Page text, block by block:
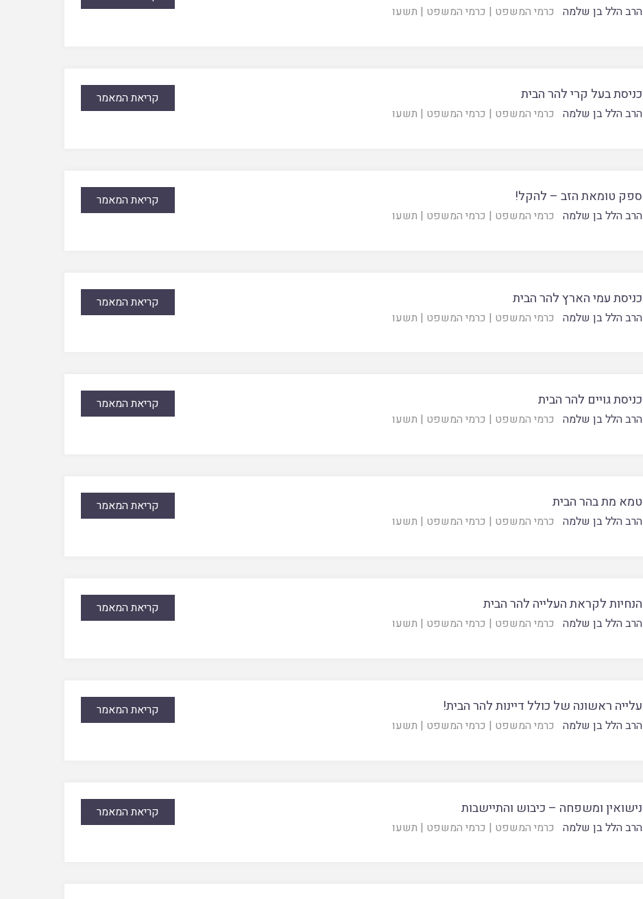
הרב הלל בן שלמה כרמי המשפט | כרמי המשפט | תשעו
כניסת בעל קרי להר הבית
הרב הלל בן שלמה כרמי המשפט | כרמי המשפט | תשעו
קריאת המאמר
ספק טומאת הזב – להקל!
הרב הלל בן שלמה כרמי המשפט | כרמי המשפט | תשעו
קריאת המאמר
כניסת עמי הארץ להר הבית
הרב הלל בן שלמה כרמי המשפט | כרמי המשפט | תשעו
קריאת המאמר
כניסת גויים להר הבית
הרב הלל בן שלמה כרמי המשפט | כרמי המשפט | תשעו
קריאת המאמר
טמא מת בהר הבית
הרב הלל בן שלמה כרמי המשפט | כרמי המשפט | תשעו
קריאת המאמר
הנחיות לקראת העלייה להר הבית
הרב הלל בן שלמה כרמי המשפט | כרמי המשפט | תשעו
קריאת המאמר
עלייה ראשונה של כולל דיינות להר הבית!
הרב הלל בן שלמה כרמי המשפט | כרמי המשפט | תשעו
קריאת המאמר
נישואין ומשפחה – כיבוש והתיישבות
הרב הלל בן שלמה כרמי המשפט | כרמי המשפט | תשעו
קריאת המאמר